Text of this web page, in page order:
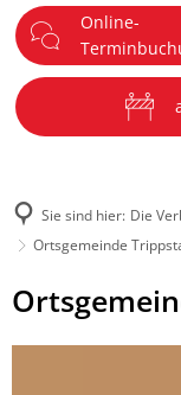
Menü
Online-
Sie sind hier: Die
Ortsgemeinde
Trippstadt